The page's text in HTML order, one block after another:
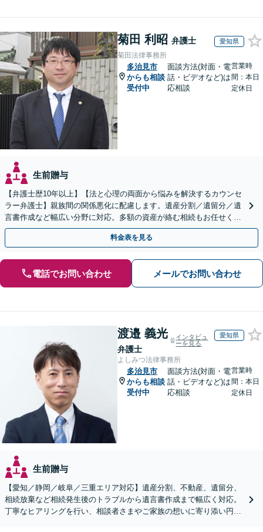
菊田 利昭 弁護士 愛知県
菊田法律事務所
多治見市
からも相談
受付中
面談方法(対面・電
話・ビデオなど)は
応相談
営業時
間：本日
定休日
生前贈与
【弁護士歴10年以上】【法と心理の両面から悩みを解決するカウンセ
ラー弁護士】親族間の関係悪化に配慮します。遺産分割／遺留分／遺
言書作成など幅広い分野に対応。多額の資産が絡む相続もお任せくだ
さい。【夜間・休日の相談可能】【駐車場完備】
料金表を見る
電話でお問い合わせ メールでお問い合わせ
渡邉 義光
弁護士
インタビュ
ーを見る
愛知県
よしみつ法律事務所
多治見市
からも相談
受付中
面談方法(対面・電
話・ビデオなど)は
応相談
営業時
間：本日
定休日
生前贈与
【愛知／静岡／岐阜／三重エリア対応】遺産分割、不動産、遺留分、
相続放棄など相続発生後のトラブルから遺言書作成まで幅広く対応。
丁寧なヒアリングを行い、相談者さまやご家族の想いに寄り添い円滑